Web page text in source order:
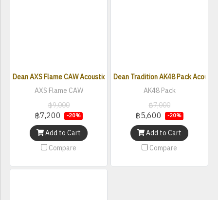
Dean AXS Flame CAW Acoustic Electric Guitar
AXS Flame CAW
฿9,000
฿7,200 -20%
Add to Cart
Compare
Dean Tradition AK48 Pack
AK48 Pack
฿7,000
฿5,600 -20%
Add to Cart
Compare